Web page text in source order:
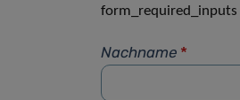
form_required_inputs
Nachname *